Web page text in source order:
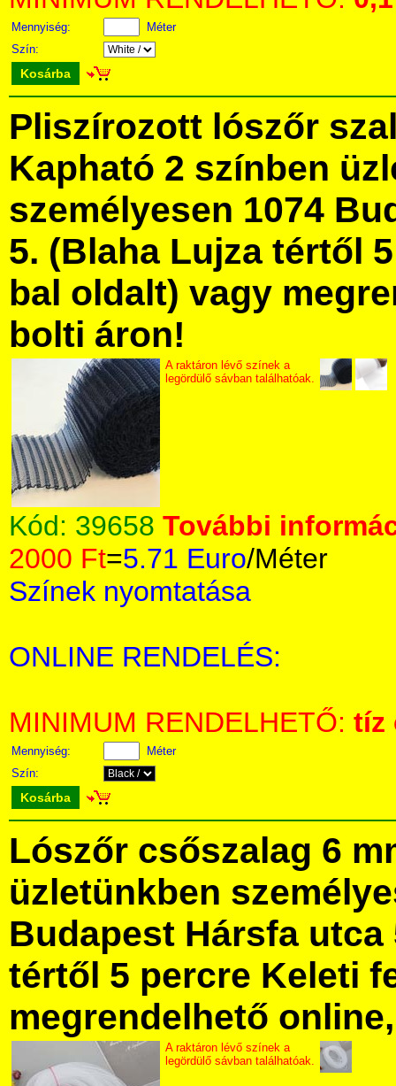
Mennyiség:
Méter
Szín:
Kosárba
Pliszírozott lószőr
Kapható 2 színben
személyesen 1074
5. (Blaha Lujza tértől
bal oldalt) vagy
bolti áron!
A raktáron lévő színek a
legördülő sávban találhatóak.
Kód: 39658 További
2000 Ft=5.71 Euro/Méter
Színek nyomtatása
ONLINE RENDELÉS:
MINIMUM RENDELHETŐ: tíz
Mennyiség:
Méter
Szín:
Kosárba
Lószőr csőszalag 6
üzletünkben
Budapest Hársfa utca
tértől 5 percre Keleti
megrendelhető
A raktáron lévő színek a
legördülő sávban találhatóak.